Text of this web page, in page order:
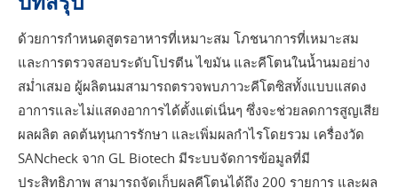
ด้วยการกำหนดสูตรอาหารที่เหมาะสม โภชนาการที่เหมาะสม
และการตรวจสอบระดับโปรตีน ไขมัน และคีโตนในน้ำนมอย่าง
สม่ำเสมอ ผู้ผลิตนมสามารถตรวจพบภาวะคีโตซิสทั้งแบบแสดง
อาการและไม่แสดงอาการได้ตั้งแต่เนิ่นๆ ซึ่งจะช่วยลดการสูญเสีย
ผลผลิต ลดต้นทุนการรักษา และเพิ่มผลกำไรโดยรวม เครื่องวัด
SANcheck จาก GL Biotech มีระบบจัดการข้อมูลที่มี
ประสิทธิภาพ สามารถจัดเก็บผลคีโตนได้ถึง 200 รายการ และผล